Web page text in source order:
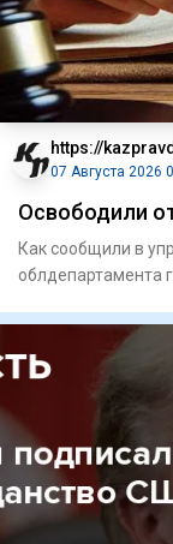
https://
07 Августа 2026
Освободили
Как сообщили в
облдепартамента